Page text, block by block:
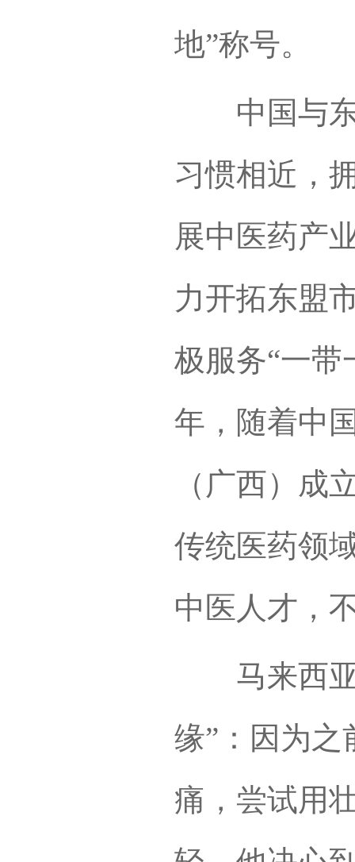
地”称号。
中国与东
习惯相近，
展中医药产
力开拓东盟
极服务“一带
年，随着中
（广西）成
传统医药领
中医人才，
马来西亚
缘”：因为
痛，尝试用